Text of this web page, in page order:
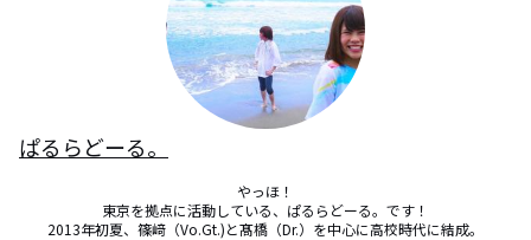
ぱるらどーる。
やっほ！
東京を拠点に活動している、ぱるらどーる。です！
2013年初夏、篠﨑（Vo.Gt.)と髙橋（Dr.）を中心に高校時代に結成。